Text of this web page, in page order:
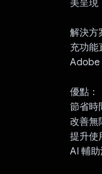
美呈現
解決方
充功能
Adobe
優點：
節省時
改善無
提升使
AI 輔